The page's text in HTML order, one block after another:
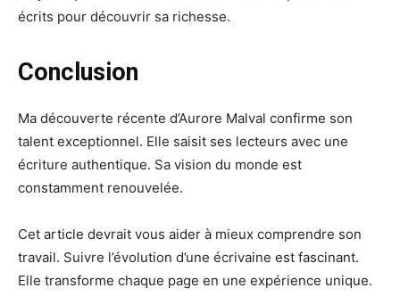
écrits pour découvrir sa richesse.
Conclusion
Ma découverte récente d’Aurore Malval confirme son
talent exceptionnel. Elle saisit ses lecteurs avec une
écriture authentique. Sa vision du monde est
constamment renouvelée.
Cet article devrait vous aider à mieux comprendre son
travail. Suivre l’évolution d’une écrivaine est fascinant.
Elle transforme chaque page en une expérience unique.